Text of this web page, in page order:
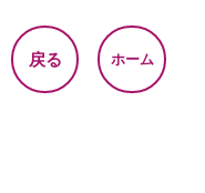
戻る ホーム